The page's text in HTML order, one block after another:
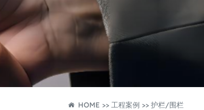
HOME >> 工程案例 >> 护栏/围栏